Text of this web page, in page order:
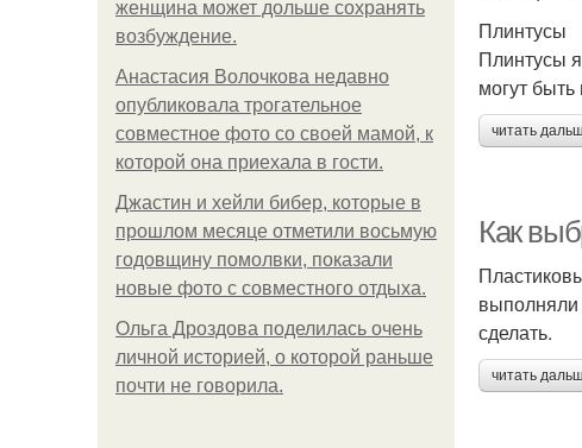
женщина может дольше сохранять
возбуждение.
Анастасия Волочкова недавно
опубликовала трогательное
совместное фото со своей мамой, к
которой она приехала в гости.
Джастин и хейли бибер, которые в
прошлом месяце отметили восьмую
годовщину помолвки, показали
новые фото с совместного отдыха.
Ольга Дроздова поделилась очень
личной историей, о которой раньше
почти не говорила.
Плинтусы
Плинтусы
могут
читать
Как
выполняли
сделать.
читать